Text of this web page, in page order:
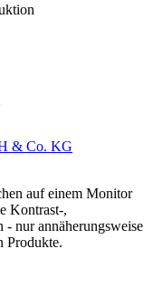
& Co. KG
auf einem Monitor
Kontrast-,
nur annäherungsweise
Produkte.